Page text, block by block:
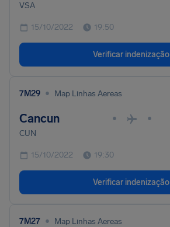
VSA
15/10/2022 19:50
Verificar indenização
7M29 • Map Linhas Aereas
Cancun • •
CUN
15/10/2022 19:30
Verificar indenização
7M27 • Map Linhas Aereas